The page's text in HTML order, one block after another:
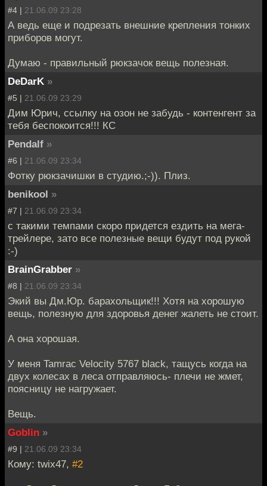
#4 | 21.06.09 23:28
А ведь еще и подрезать внешние крепления тонких
приборов могут.
Думаю - правильный рюкзачок вещь полезная.
DeDarK »
#5 | 21.06.09 23:29
Дим Юрич, ссылку на озон не забудь - контенгент за
тебя беспокоится!!! КС
Pendalf »
#6 | 21.06.09 23:34
Фотку рюкзачишки в студию.;-)). Плиз.
benikool »
#7 | 21.06.09 23:34
с такими темпами скоро придется ездить на мега-
трейлере, зато все полезные вещи будут под рукой
:-)
BrainGrabber »
#8 | 21.06.09 23:34
Экий вы Дм.Юр. барахольщик!!! Хотя на хорошую
вещь, полезную для здоровья денег жалеть не стоит.
А она хорошая.
У меня Tamrac Velocity 5767 black, тащусь когда на
двух колесах в леса отправляюсь- плечи не жмет,
поясницу не нагружает.
Вещь.
Goblin »
#9 | 21.06.09 23:34
Кому: twix47, #2